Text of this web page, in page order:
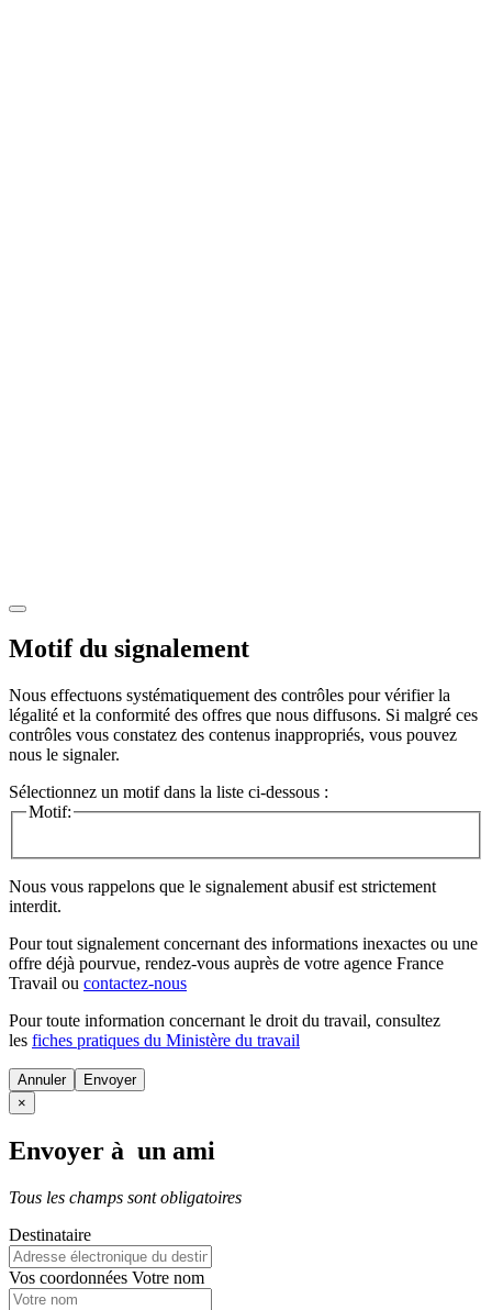
Motif du signalement
Nous effectuons systématiquement des contrôles pour vérifier la
légalité et la conformité des offres que nous diffusons. Si malgré ces
contrôles vous constatez des contenus inappropriés, vous pouvez
nous le signaler.
Sélectionnez un motif dans la liste ci-dessous :
Motif:
Nous vous rappelons que le signalement abusif est strictement
interdit.
Pour tout signalement concernant des informations inexactes ou une
offre déjà pourvue, rendez-vous auprès de votre agence France
Travail ou contactez-nous
Pour toute information concernant le droit du travail, consultez
les fiches pratiques du Ministère du travail
Annuler
×
Envoyer à un ami
Tous les champs sont obligatoires
Destinataire
Vos coordonnées Votre nom